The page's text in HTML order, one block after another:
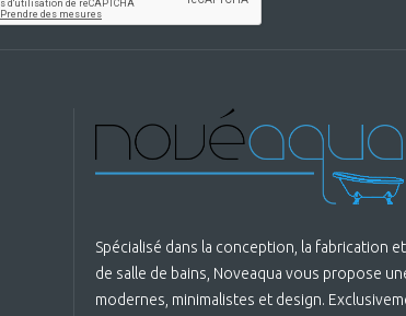
Spécialisé dans la conception, la fabrication
de salle de bains, Noveaqua vous propose
modernes, minimalistes et design.